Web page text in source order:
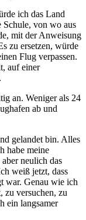
ich das Land
Schule, von wo aus
mit der Anweisung
zu ersetzen, würde
Flug verpassen.
auf einer
an. Weniger als 24
ab und
gelandet bin. Alles
habe meine
neulich das
weiß jetzt, dass
war. Genau wie ich
zu versuchen, zu
ein langsamer